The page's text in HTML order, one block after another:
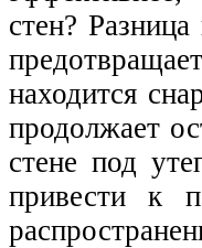
стен?
находится
продолжает
стене под
привести к